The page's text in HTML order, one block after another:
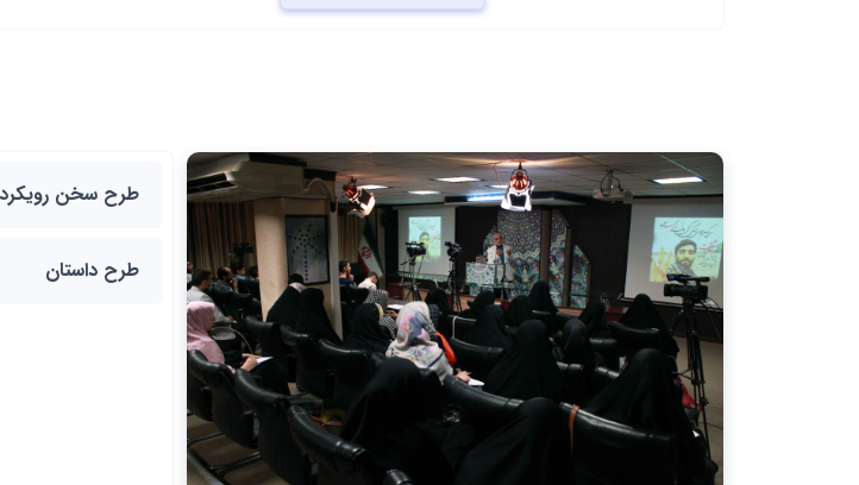
طرح سخن
طرح داستان